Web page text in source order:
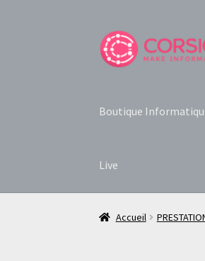
Aller
à
Aller
au
Boutique
Live
Accueil